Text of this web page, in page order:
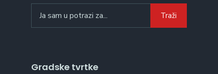
for:
Traži
Gradske tvrtke